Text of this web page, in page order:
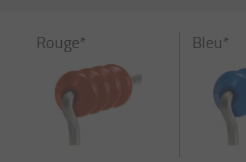
Rouge* Bleu*